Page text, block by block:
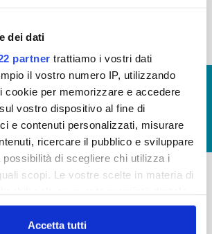
dei dati
partner trattiamo i vostri dati
il vostro numero IP, utilizzando
cookie per memorizzare e accedere
vostro dispositivo al fine di
e contenuti personalizzati, misurare
ricercare il pubblico e sviluppare
di scegliere chi utilizza i
scopi. Le vostre scelte in materia di
le vostre scelte. È possibile
il proprio consenso in qualsiasi
Accetta tutti
1 2 3 4
5
- 2026
GLOSSARIO
GIUDICA IL SERVIZIO
LAVORA CON NOI
-
FAQ